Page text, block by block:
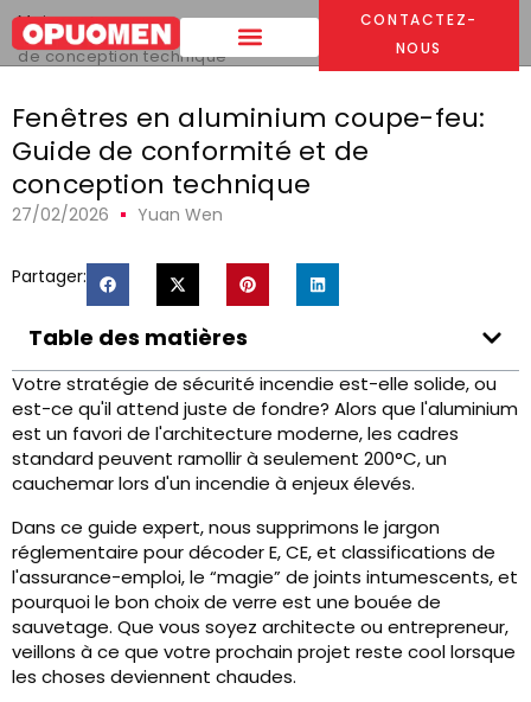
CONTACTEZ-
NOUS
Maison >
Fenêtres en aluminium coupe-feu: Guide de conformité et
de conception technique
Fenêtres en aluminium coupe-feu:
Guide de conformité et de
conception technique
27/02/2026 Yuan Wen
Partager:
Table des matières
Votre stratégie de sécurité incendie est-elle solide, ou
est-ce qu'il attend juste de fondre? Alors que l'aluminium
est un favori de l'architecture moderne, les cadres
standard peuvent ramollir à seulement 200°C, un
cauchemar lors d'un incendie à enjeux élevés.
Dans ce guide expert, nous supprimons le jargon
réglementaire pour décoder E, CE, et classifications de
l'assurance-emploi, le “magie” de joints intumescents, et
pourquoi le bon choix de verre est une bouée de
sauvetage. Que vous soyez architecte ou entrepreneur,
veillons à ce que votre prochain projet reste cool lorsque
les choses deviennent chaudes.